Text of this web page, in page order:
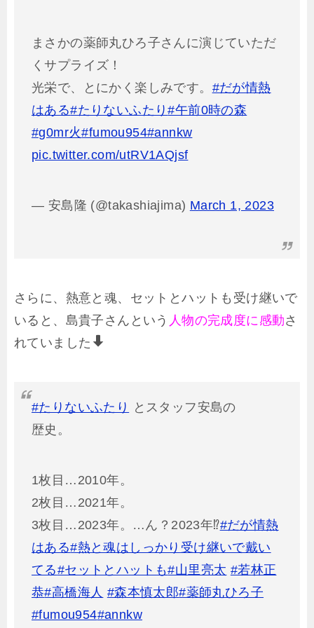
まさかの薬師丸ひろ子さんに演じていただ
くサプライズ！
光栄で、とにかく楽しみです。 #だが情熱
はある#たりないふたり#午前0時の森
#g0mr火#fumou954#annkw
pic.twitter.com/utRV1AQjsf
— 安島隆 (@takashiajima) March 1, 2023
さらに、熱意と魂、セットとハットも受け継いで
いると、島貴子さんという 人物の完成度に感動さ
れていました
#たりないふたり
とスタッフ安島の
歴史。
1枚目…2010年。
2枚目…2021年。
3枚目…2023年。…ん？2023年⁉︎#だが情熱
はある#熱と魂はしっかり受け継いで戴い
てる#セットとハットも#山里亮太 #若林正
恭#高橋海人 #森本慎太郎#薬師丸ひろ子
#fumou954#annkw